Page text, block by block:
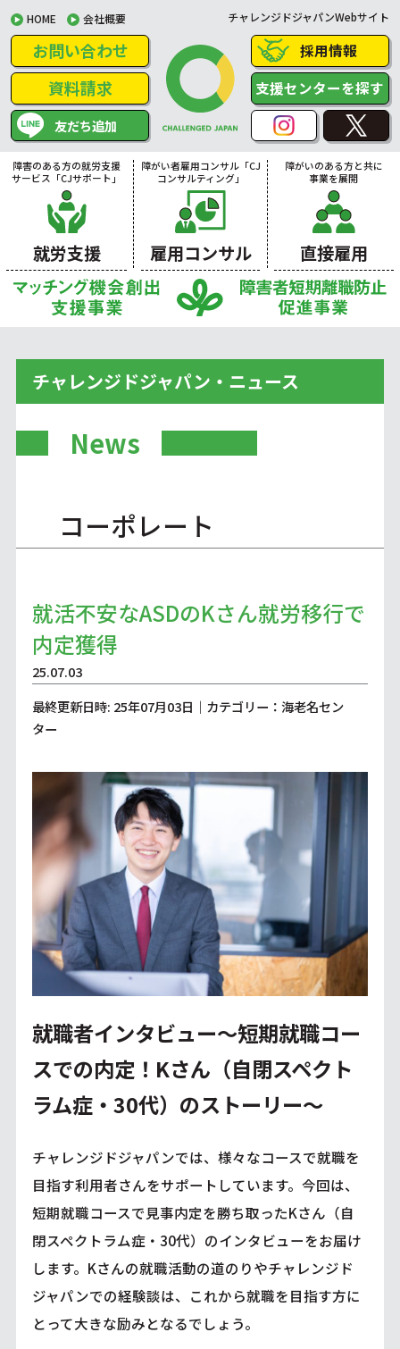
HOME 会社概要 チャレンジドジャパンWebサイト
お問い合わせ
資料請求
友だち追加
採用情報
支援センターを探す
障害のある方の就労支援
サービス「CJサポート」
就労支援
障がい者雇用コンサル「CJ
コンサルティング」
雇用コンサル
障がいのある方と共に
事業を展開
直接雇用
チャレンジドジャパン・ニュース
News
コーポレート
就活不安なASDのKさん就労移行で
内定獲得
25.07.03
最終更新日時: 25年07月03日｜カテゴリー：海老名セン
ター
就職者インタビュー～短期就職コー
スでの内定！Kさん（自閉スペクト
ラム症・30代）のストーリー～
チャレンジドジャパンでは、様々なコースで就職を
目指す利用者さんをサポートしています。今回は、
短期就職コースで見事内定を勝ち取ったKさん（自
閉スペクトラム症・30代）のインタビューをお届け
します。Kさんの就職活動の道のりやチャレンジド
ジャパンでの経験談は、これから就職を目指す方に
とって大きな励みとなるでしょう。